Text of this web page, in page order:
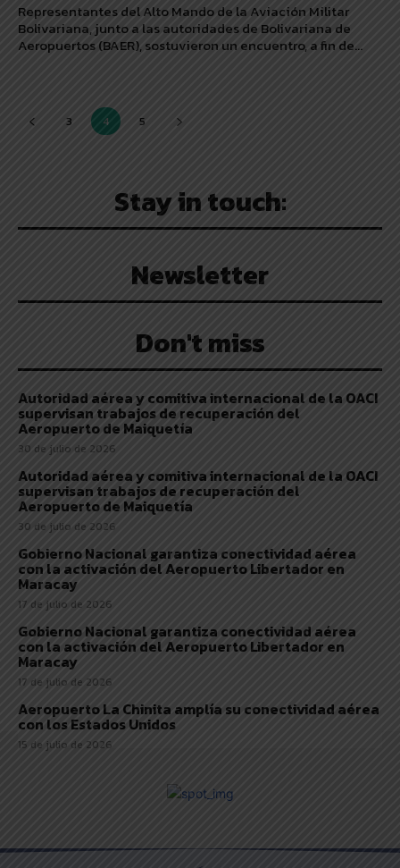
Representantes del Alto Mando de la Aviación Militar
Bolivariana, junto a las autoridades de Bolivariana de
Aeropuertos (BAER), sostuvieron un encuentro, a fin de...
3 4 5
Stay in touch:
Newsletter
Don't miss
Autoridad aérea y comitiva internacional de la OACI
supervisan trabajos de recuperación del
Aeropuerto de Maiquetía
30 de julio de 2026
Autoridad aérea y comitiva internacional de la OACI
supervisan trabajos de recuperación del
Aeropuerto de Maiquetía
30 de julio de 2026
Gobierno Nacional garantiza conectividad aérea
con la activación del Aeropuerto Libertador en
Maracay
17 de julio de 2026
Gobierno Nacional garantiza conectividad aérea
con la activación del Aeropuerto Libertador en
Maracay
17 de julio de 2026
Aeropuerto La Chinita amplía su conectividad aérea
con los Estados Unidos
15 de julio de 2026